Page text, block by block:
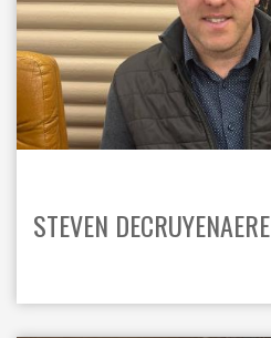
STEVEN DECRUYENAERE